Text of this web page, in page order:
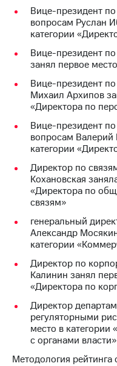
Вице-президент
вопросам Руслан
категории
Вице-президент
занял первое
Вице-президент
Михаил Архипов
«Директора по
Вице-президент
вопросам
категории
Директор по
Кохановская
«Директора по
связям»
генеральный
Александр
категории
Директор по
Калинин занял
«Директора по
Директор
регуляторными
место в
с органами власти»
Методология